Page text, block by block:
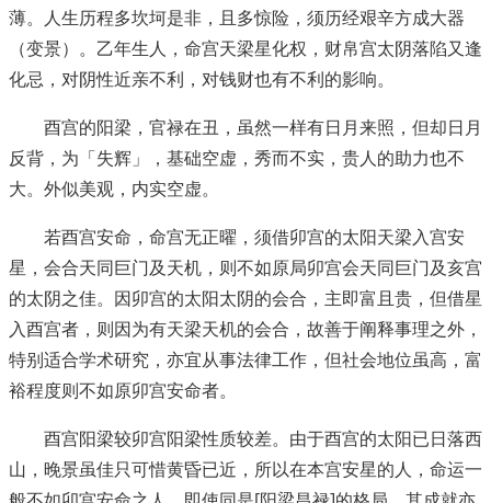
薄。人生历程多坎坷是非，且多惊险，须历经艰辛方成大器
（变景）。乙年生人，命宫天梁星化权，财帛宫太阴落陷又逢
化忌，对阴性近亲不利，对钱财也有不利的影响。
酉宫的阳梁，官禄在丑，虽然一样有日月来照，但却日月
反背，为「失辉」，基础空虚，秀而不实，贵人的助力也不
大。外似美观，内实空虚。
若酉宫安命，命宫无正曜，须借卯宫的太阳天梁入宫安
星，会合天同巨门及天机，则不如原局卯宫会天同巨门及亥宫
的太阴之佳。因卯宫的太阳太阴的会合，主即富且贵，但借星
入酉宫者，则因为有天梁天机的会合，故善于阐释事理之外，
特别适合学术研究，亦宜从事法律工作，但社会地位虽高，富
裕程度则不如原卯宫安命者。
酉宫阳梁较卯宫阳梁性质较差。由于酉宫的太阳已日落西
山，晚景虽佳只可惜黄昏已近，所以在本宫安星的人，命运一